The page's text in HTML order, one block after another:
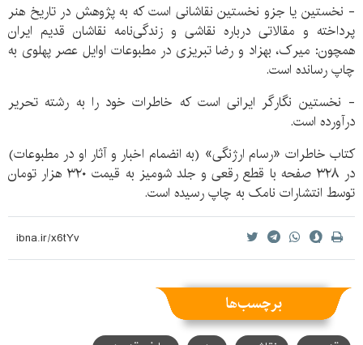
- نخستین یا جزو نخستین نقاشانی است که به پژوهش در تاریخ هنر
پرداخته و مقالاتی درباره نقاشی و زندگی‌نامه نقاشان قدیم ایران
همچون: میرک، بهزاد و رضا تبریزی در مطبوعات اوایل عصر پهلوی به
چاپ رسانده است.
- نخستین نگارگر ایرانی است که خاطرات خود را به رشته تحریر
درآورده است.
کتاب خاطرات «رسام ارژنگی» (به انضمام اخبار و آثار او در مطبوعات)
در ۳۲۸ صفحه با قطع رقعی و جلد شومیز به قیمت ۳۲۰ هزار تومان
توسط انتشارات نامک به چاپ رسیده است.
برچسب‌ها